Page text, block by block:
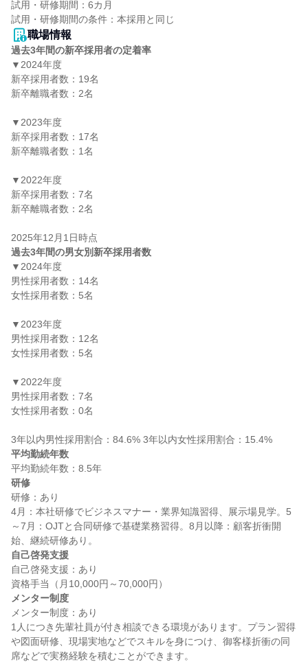
試用・研修期間：6カ月
職場情報
過去3年間の新卒採用者の定着率
▼2024年度
新卒採用者数：19名
新卒離職者数：2名
▼2023年度
新卒採用者数：17名
新卒離職者数：1名
▼2022年度
新卒採用者数：7名
新卒離職者数：2名
過去3年間の男女別新卒採用者数
▼2024年度
男性採用者数：14名
女性採用者数：5名
▼2023年度
男性採用者数：12名
女性採用者数：5名
▼2022年度
男性採用者数：7名
女性採用者数：0名
平均勤続年数
研修
研修：あり
4月：本社研修でビジネスマナー・業界知識習得、展示場見学。5
～7月：OJTと合同研修で基礎業務習得。8月以降：顧客折衝開
自己啓発支援
自己啓発支援：あり
メンター制度
メンター制度：あり
1人につき先輩社員が付き相談できる環境があります。プラン習得
や図面研修、現場実地などでスキルを身につけ、御客様折衝の同